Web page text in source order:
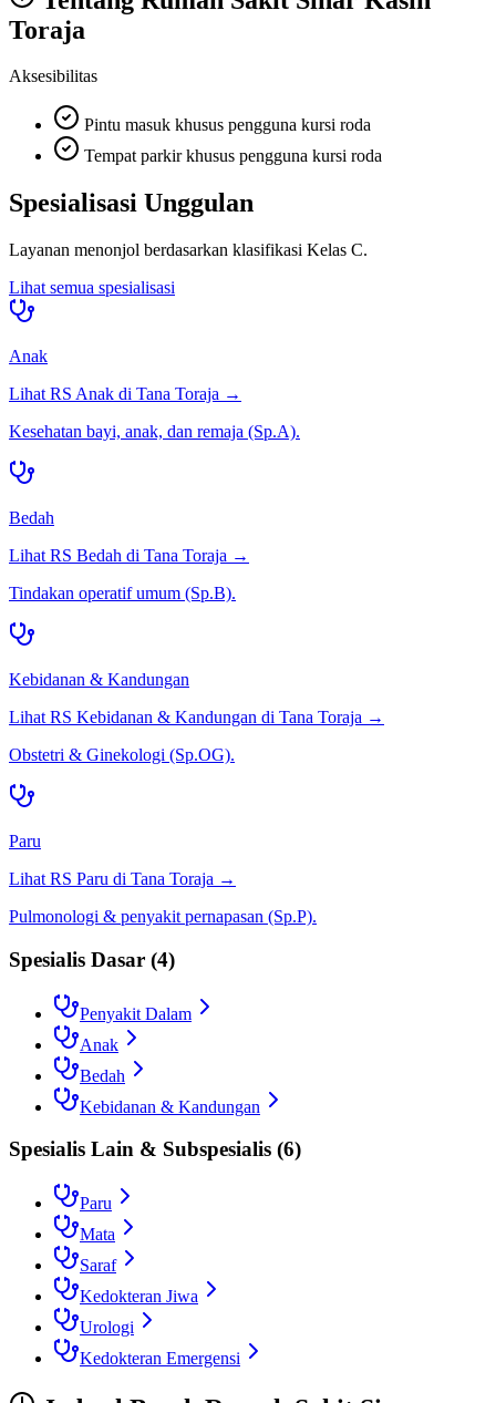
Toraja
Aksesibilitas
Pintu masuk khusus pengguna kursi roda
Tempat parkir khusus pengguna kursi roda
Spesialisasi Unggulan
Layanan menonjol berdasarkan klasifikasi Kelas C.
Lihat semua spesialisasi
Anak
Lihat RS Anak di Tana Toraja →
Kesehatan bayi, anak, dan remaja (Sp.A).
Bedah
Lihat RS Bedah di Tana Toraja →
Tindakan operatif umum (Sp.B).
Kebidanan & Kandungan
Lihat RS Kebidanan & Kandungan di Tana Toraja →
Obstetri & Ginekologi (Sp.OG).
Paru
Lihat RS Paru di Tana Toraja →
Pulmonologi & penyakit pernapasan (Sp.P).
Spesialis Dasar (4)
Penyakit Dalam
Anak
Bedah
Kebidanan & Kandungan
Spesialis Lain & Subspesialis (6)
Paru
Mata
Saraf
Kedokteran Jiwa
Urologi
Kedokteran Emergensi